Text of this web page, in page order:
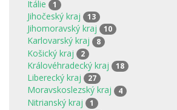
Itálie 1
Jihočeský kraj 13
Jihomoravský kraj 10
Karlovarský kraj 8
Košický kraj 2
Královéhradecký kraj 18
Liberecký kraj 27
Moravskoslezský kraj 4
Nitrianský kraj 1